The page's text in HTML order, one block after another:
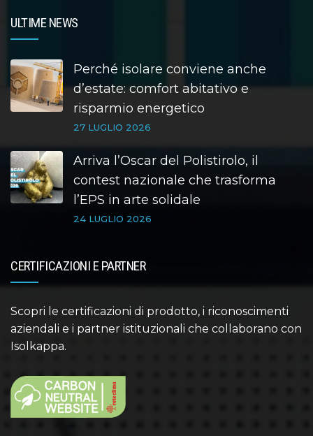
ULTIME NEWS
Perché isolare conviene anche
d’estate: comfort abitativo e
risparmio energetico
27 LUGLIO 2026
Arriva l’Oscar del Polistirolo, il
contest nazionale che trasforma
l’EPS in arte solidale
24 LUGLIO 2026
CERTIFICAZIONI E PARTNER
Scopri le certificazioni di prodotto, i riconoscimenti
aziendali e i partner istituzionali che collaborano con
Isolkappa.